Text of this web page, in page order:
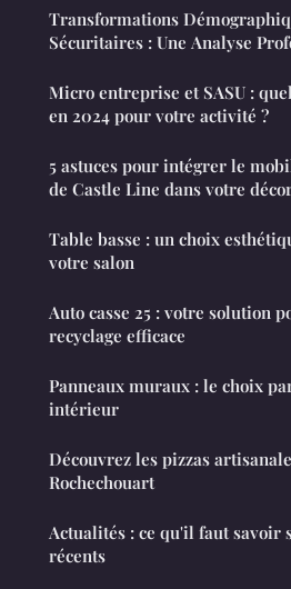
Transformations
Sécuritaires : Une Analyse
Micro entreprise et SASU :
en 2024 pour votre activité ?
5 astuces pour intégrer le
de Castle Line dans votre
Table basse : un choix
votre salon
Auto casse 25 : votre solution
recyclage efficace
Panneaux muraux : le choix
intérieur
Découvrez les pizzas
Rochechouart
Actualités : ce qu'il faut savoir
récents